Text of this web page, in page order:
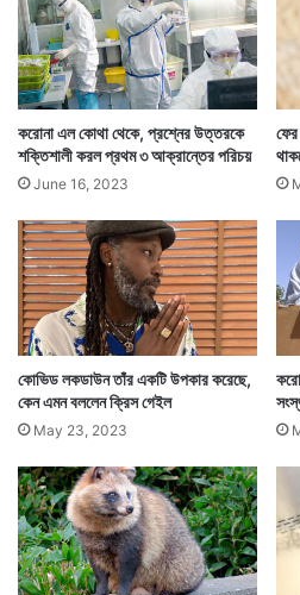
গত একদিনে রাজ্যে করোনায় যে ৯
কলকাতায় মারা গেছেন ১ জন।
মৃত্যু হয়নি।
এদিন সব মিলিয়ে রাজ্যের ৬টি
দক্ষিণ ২৪ পরগনা, হুগলি ও
করোনা এল কোথা থেকে, প্রশ্নের উত্তরকে
শক্তিশালী করল প্রথম ৩ আক্রান্তের পরিচয়
June 16, 2023
কোভিড লকডাউন তাঁর একটি উপকার করেছে,
কেন এমন বললেন ক্রিস গেইল
May 23, 2023